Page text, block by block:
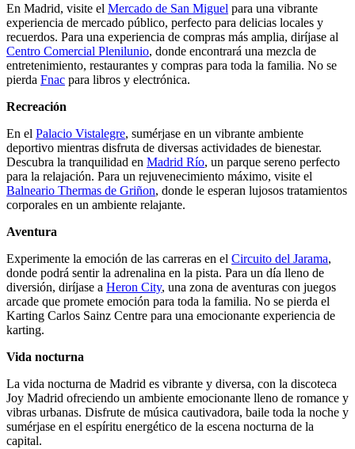
En Madrid, visite el Mercado de San Miguel para una vibrante
experiencia de mercado público, perfecto para delicias locales y
recuerdos. Para una experiencia de compras más amplia, diríjase al
Centro Comercial Plenilunio, donde encontrará una mezcla de
entretenimiento, restaurantes y compras para toda la familia. No se
pierda Fnac para libros y electrónica.
Recreación
En el Palacio Vistalegre, sumérjase en un vibrante ambiente
deportivo mientras disfruta de diversas actividades de bienestar.
Descubra la tranquilidad en Madrid Río, un parque sereno perfecto
para la relajación. Para un rejuvenecimiento máximo, visite el
Balneario Thermas de Griñon, donde le esperan lujosos tratamientos
corporales en un ambiente relajante.
Aventura
Experimente la emoción de las carreras en el Circuito del Jarama,
donde podrá sentir la adrenalina en la pista. Para un día lleno de
diversión, diríjase a Heron City, una zona de aventuras con juegos
arcade que promete emoción para toda la familia. No se pierda el
Karting Carlos Sainz Centre para una emocionante experiencia de
karting.
Vida nocturna
La vida nocturna de Madrid es vibrante y diversa, con la discoteca
Joy Madrid ofreciendo un ambiente emocionante lleno de romance y
vibras urbanas. Disfrute de música cautivadora, baile toda la noche y
sumérjase en el espíritu energético de la escena nocturna de la
capital.